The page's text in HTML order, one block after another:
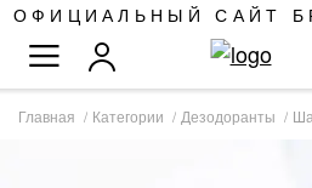
SKIP
TO
CONTENT
ОФИЦИАЛЬНЫЙ САЙТ
Главная Категории Дезодоранты